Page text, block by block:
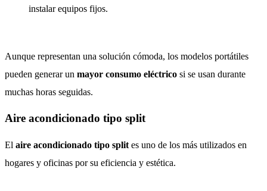
instalar equipos fijos.
Aunque representan una solución cómoda, los modelos portátiles
pueden generar un mayor consumo eléctrico si se usan durante
muchas horas seguidas.
Aire acondicionado tipo split
El aire acondicionado tipo split es uno de los más utilizados en
hogares y oficinas por su eficiencia y estética.